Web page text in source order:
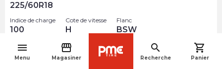
menu
Menu
storefront
Magasiner
search
Recherche
shopping_cart
Panier
225/60R18
Indice de charge
100
Cote de vitesse
H
Flanc
BSW
$302.90 arrow_forward
navigate_before